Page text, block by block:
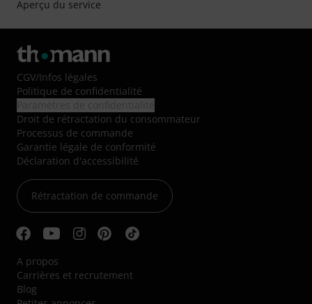
Aperçu du service
CGV/Infos légales
Politique de confidentialité
Droit de rétractation du consommateur
Processus de commande
Garantie légale de conformité
Déclaration d'accessibilité
Rétractation de commande
A propos
Carrières et recrutement
Blog